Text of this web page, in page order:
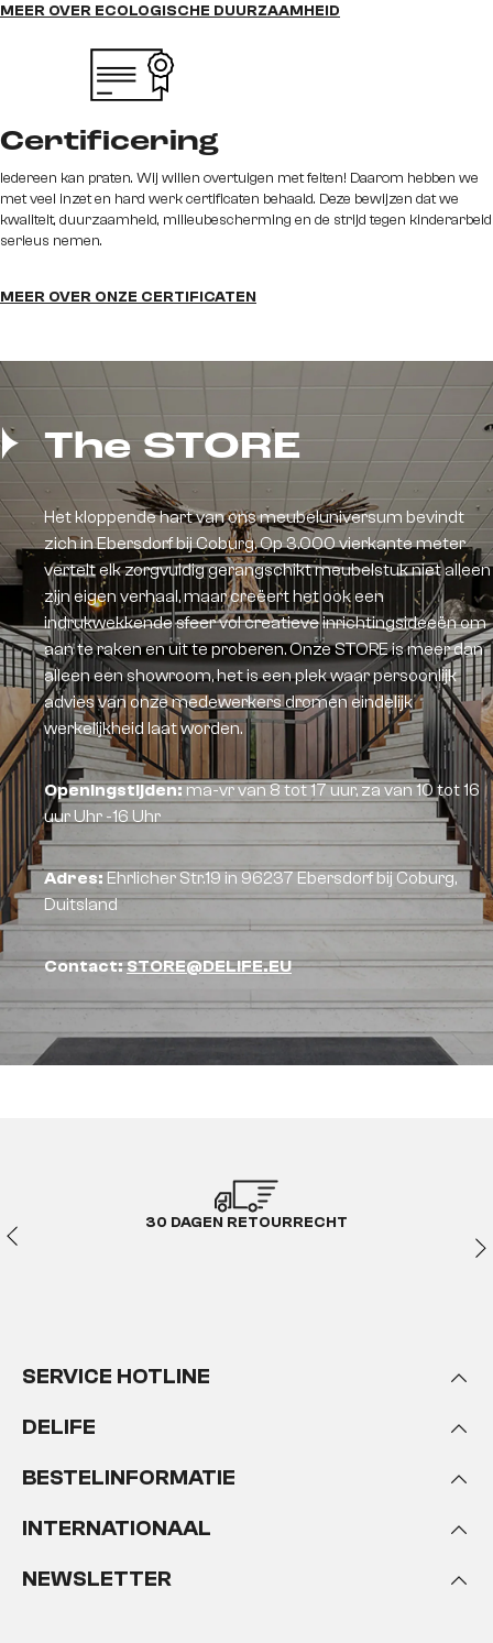
MEER OVER ECOLOGISCHE DUURZAAMHEID
Certificering
Iedereen kan praten. Wij willen overtuigen met feiten! Daarom hebben we
met veel inzet en hard werk certificaten behaald. Deze bewijzen dat we
kwaliteit, duurzaamheid, milieubescherming en de strijd tegen kinderarbeid
serieus nemen.
MEER OVER ONZE CERTIFICATEN
The STORE
Het kloppende hart van ons meubeluniversum bevindt
zich in Ebersdorf bij Coburg. Op 3.000 vierkante meter
vertelt elk zorgvuldig gerangschikt meubelstuk niet alleen
zijn eigen verhaal, maar creëert het ook een
indrukwekkende sfeer vol creatieve inrichtingsideeën om
aan te raken en uit te proberen. Onze STORE is meer dan
alleen een showroom, het is een plek waar persoonlijk
advies van onze medewerkers dromen eindelijk
werkelijkheid laat worden.
Openingstijden:ma-vr van 8 tot 17 uur, za van 10 tot 16
uur Uhr -16 Uhr
Adres:Ehrlicher Str.19 in 96237 Ebersdorf bij Coburg,
Duitsland
Contact:STORE@DELIFE.EU
30 DAGEN RETOURRECHT
SERVICE HOTLINE
DELIFE
BESTELINFORMATIE
INTERNATIONAAL
NEWSLETTER